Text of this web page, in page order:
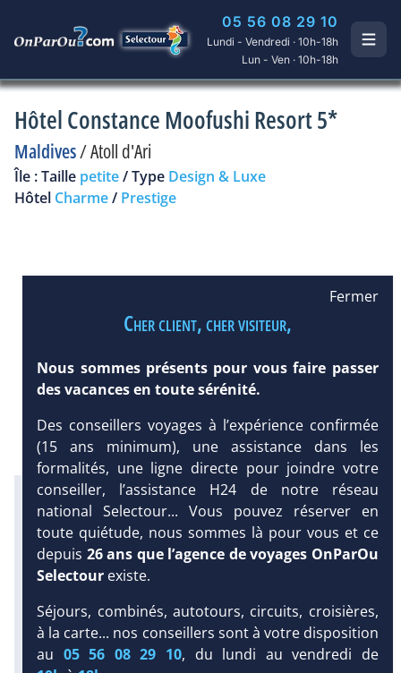
05 56 08 29 10
Lundi - Vendredi · 10h-18h
Lun - Ven · 10h-18h
Hôtel Constance Moofushi Resort 5*
Maldives/Atoll d'Ari
Île : Taille petite/ Type Design & Luxe
Hôtel Charme/ Prestige
DEMANDE
D’INFORMATIONS
Infos météo :
29 °C
160 mm
29 °C
Infos plages :
Dist.
Distance:
Long.
Longueur
750 m
Esp.
10 m
Équipement :
110
Tx :33 % Tx :18 %
Fermer
Cher client, cher visiteur,
Nous sommes présents pour vous faire passer
des vacances en toute sérénité.
Des conseillers voyages à l’expérience confirmée
(15 ans minimum), une assistance dans les
formalités, une ligne directe pour joindre votre
conseiller, l’assistance H24 de notre réseau
national Selectour... Vous pouvez réserver en
toute quiétude, nous sommes là pour vous et ce
depuis 26 ans que l’agence de voyages OnParOu
Selectour existe.
Séjours, combinés, autotours, circuits, croisières,
à la carte... nos conseillers sont à votre disposition
au 05 56 08 29 10, du lundi au vendredi de